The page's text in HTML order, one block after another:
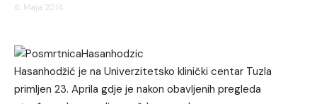
6. Maja 2014.
Hasanhodžić je na Univerzitetsko klinički centar Tuzla
primljen 23. Aprila gdje je nakon obavljenih pregleda